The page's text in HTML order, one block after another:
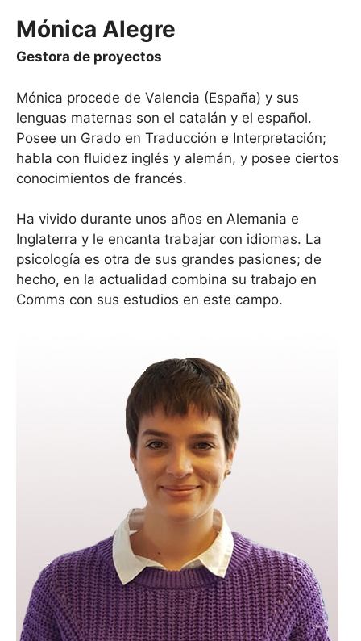
Mónica Alegre
Gestora de proyectos
Mónica procede de Valencia (España) y sus
lenguas maternas son el catalán y el español.
Posee un Grado en Traducción e Interpretación;
habla con fluidez inglés y alemán, y posee ciertos
conocimientos de francés.
Ha vivido durante unos años en Alemania e
Inglaterra y le encanta trabajar con idiomas. La
psicología es otra de sus grandes pasiones; de
hecho, en la actualidad combina su trabajo en
Comms con sus estudios en este campo.